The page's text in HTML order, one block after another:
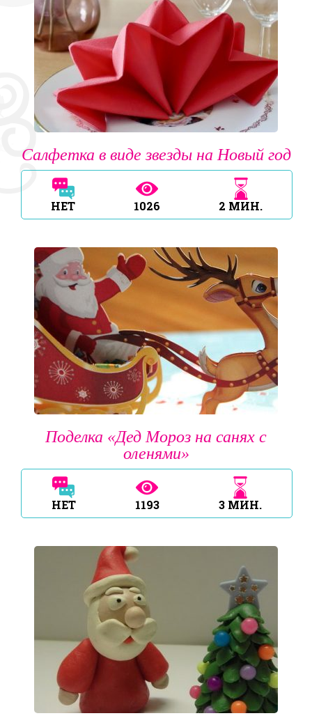
Салфетка в виде звезды на Новый год
НЕТ 1026 2 МИН.
Поделка «Дед Мороз на санях с
оленями»
НЕТ 1193 3 МИН.